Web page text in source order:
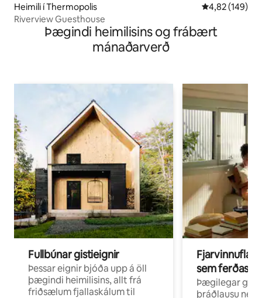
Heimili í Thermopolis 4,82 af 5 í
4,82 (149)
Riverview Guesthouse
Þægindi heimilisins og frábært
mánaðarverð
Fullbúnar gistieignir
Þessar eignir bjóða upp á öll
þægindi heimilisins, allt frá
friðsælum fjallaskálum til
sem ferðast
Þægilegar
þráðlausu neti